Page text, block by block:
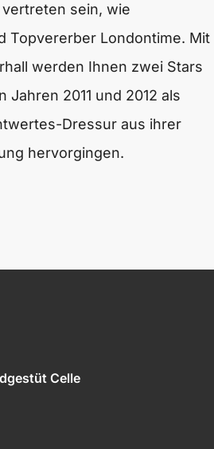
sein, wie
Topvererber Londontime. Mit
werden Ihnen zwei Stars
Jahren 2011 und 2012 als
Dressur aus ihrer
hervorgingen.
Celle